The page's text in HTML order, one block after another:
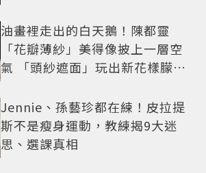
油畫裡走出的白天鵝！陳都靈
「花瓣薄紗」美得像披上一層空
氣 「頭紗遮面」玩出新花樣朦朧
Jennie、孫藝珍都在練！皮拉提
斯不是瘦身運動，教練揭9大迷
思、選課真相